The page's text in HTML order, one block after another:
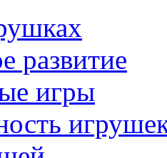
развитие
игры